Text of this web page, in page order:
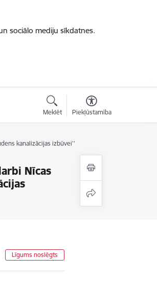
sociālo mediju sīkdatnes.
Meklēt Piekļūstamība
kanalizācijas izbūvei''
Nīcas
Līgums noslēgts